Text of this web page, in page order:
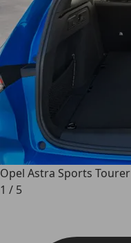
Opel Astra Sports Tourer
1 / 5